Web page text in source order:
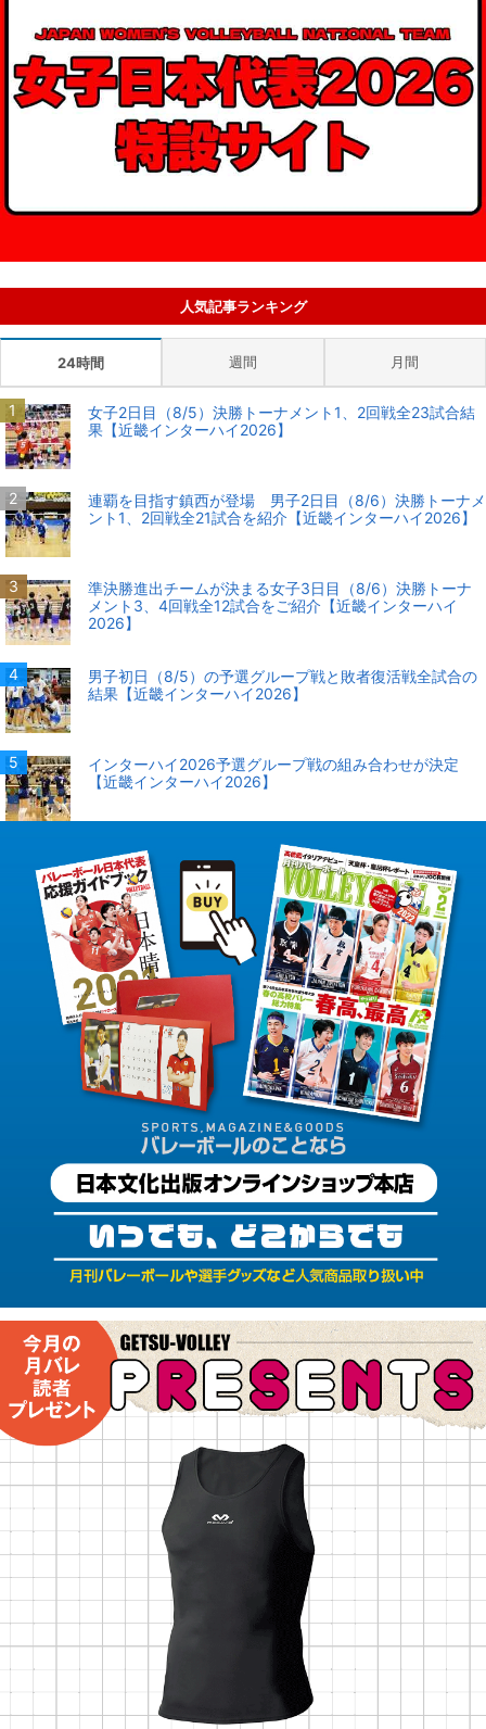
人気記事ランキング
24時間 週間 月間
女子2日目（8/5）決勝トーナメント1、2回戦全23試合結
果【近畿インターハイ2026】
連覇を目指す鎮西が登場 男子2日目（8/6）決勝トーナメ
ント1、2回戦全21試合を紹介【近畿インターハイ2026】
準決勝進出チームが決まる女子3日目（8/6）決勝トーナ
メント3、4回戦全12試合をご紹介【近畿インターハイ
2026】
男子初日（8/5）の予選グループ戦と敗者復活戦全試合の
結果【近畿インターハイ2026】
インターハイ2026予選グループ戦の組み合わせが決定
【近畿インターハイ2026】